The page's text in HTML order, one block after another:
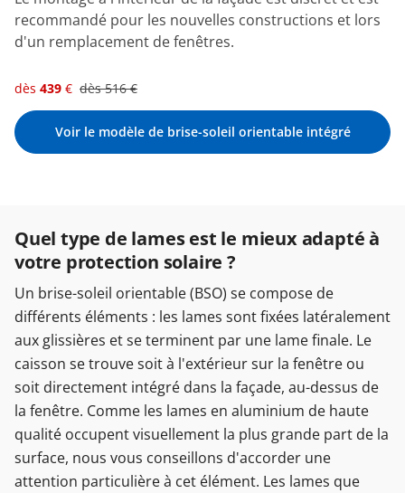
recommandé pour les nouvelles constructions et lors
d'un remplacement de fenêtres.
dès 439 € dès516€
Voir le modèle de brise-soleil orientable intégré
Quel type de lames est le mieux adapté à
votre protection solaire ?
Un brise-soleil orientable (BSO) se compose de
différents éléments : les lames sont fixées latéralement
aux glissières et se terminent par une lame finale. Le
caisson se trouve soit à l'extérieur sur la fenêtre ou
soit directement intégré dans la façade, au-dessus de
la fenêtre. Comme les lames en aluminium de haute
qualité occupent visuellement la plus grande part de la
surface, nous vous conseillons d'accorder une
attention particulière à cet élément. Les lames que